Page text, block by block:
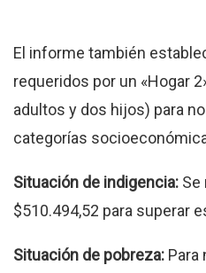
El informe también
requeridos por un «Hogar
adultos y dos hijos) para
categorías
Situación de indigencia: Se
$510.494,52 para superar
Situación de pobreza: Para